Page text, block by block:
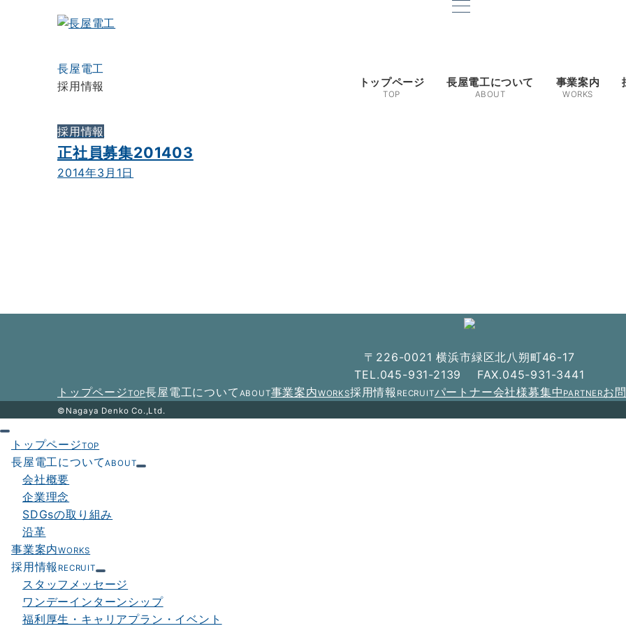
トップページ
TOP
長屋電工について
ABOUT
事業案内
WORKS
長屋電工
採用情報
採用情報
正社員募集201403
2014年3月1日
〒226-0021 横浜市緑区北八朔町46-17
TEL.045-931-2139 FAX.045-931-3441
トップページTOP長屋電工について ABOUT事業案内WORKS採用情報 RECRUITパートナー会社様募集中 PARTNERお
©Nagaya Denko Co.,Ltd.
トップページTOP
長屋電工についてABOUT
会社概要
企業理念
SDGsの取り組み
沿革
事業案内WORKS
採用情報 RECRUIT
スタッフメッセージ
ワンデーインターンシップ
福利厚生・キャリアプラン・イベント